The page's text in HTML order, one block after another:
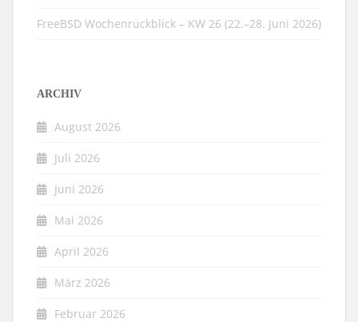
FreeBSD Wochenrückblick – KW 26 (22.–28. Juni 2026)
ARCHIV
August 2026
Juli 2026
Juni 2026
Mai 2026
April 2026
März 2026
Februar 2026